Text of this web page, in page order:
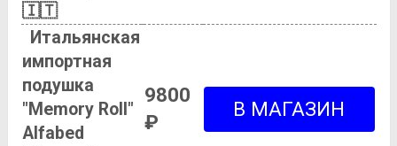
🇮🇹
Итальянская
импортная
подушка
"Memory Roll"
Alfabed
9800
₽